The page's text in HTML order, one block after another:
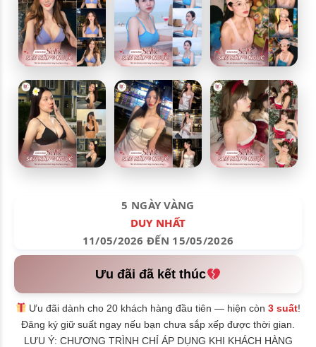
5 NGÀY VÀNG
DUY NHẤT
11/05/2026 ĐẾN 15/05/2026
Ưu đãi đã kết thúc
Ưu đãi dành cho 20 khách hàng đầu tiên — hiện còn3 suất!
Đăng ký giữ suất ngay nếu bạn chưa sắp xếp được thời gian.
LƯU Ý: CHƯƠNG TRÌNH CHỈ ÁP DỤNG KHI KHÁCH HÀNG